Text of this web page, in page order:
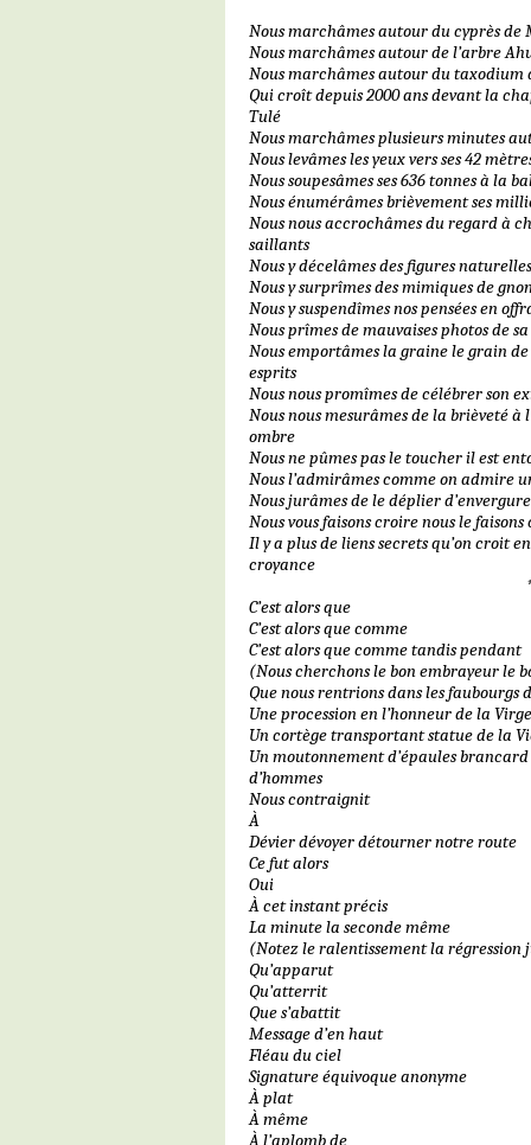
Nous marchâmes autour du cyprès de
Nous marchâmes autour de l’arbre
Nous marchâmes autour du taxodium
Qui croît depuis 2000 ans devant la
Tulé
Nous marchâmes plusieurs minutes
Nous levâmes les yeux vers ses 42
Nous soupesâmes ses 636 tonnes à la
Nous énumérâmes brièvement ses
Nous nous accrochâmes du regard à
saillants
Nous y décelâmes des figures
Nous y surprîmes des mimiques de
Nous y suspendîmes nos pensées en
Nous prîmes de mauvaises photos de
Nous emportâmes la graine le grain de
esprits
Nous nous promîmes de célébrer son
Nous nous mesurâmes de la brièveté à
ombre
Nous ne pûmes pas le toucher il est
Nous l’admirâmes comme on admire
Nous jurâmes de le déplier
Nous vous faisons croire nous le
Il y a plus de liens secrets qu’on croit
croyance
C’est alors que
C’est alors que comme
C’est alors que comme tandis pendant
(Nous cherchons le bon embrayeur le
Que nous rentrions dans les faubourgs
Une procession en l’honneur de la
Un cortège transportant statue de la
Un moutonnement d’épaules
d’hommes
Nous contraignit
À
Dévier dévoyer détourner notre route
Ce fut alors
Oui
À cet instant précis
La minute la seconde même
(Notez le ralentissement la régression
Qu’apparut
Qu’atterrit
Que s’abattit
Message d’en haut
Fléau du ciel
Signature équivoque anonyme
À plat
À même
À l’aplomb de